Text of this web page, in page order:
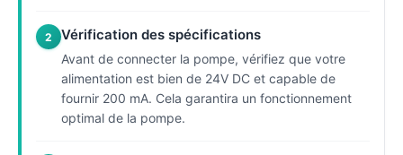
2 Vérification des spécifications
Avant de connecter la pompe, vérifiez que votre
alimentation est bien de 24V DC et capable de
fournir 200 mA. Cela garantira un fonctionnement
optimal de la pompe.